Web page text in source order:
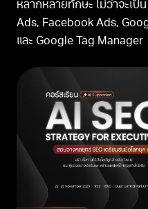
หลากหลายทักษะ ไม่ว่าจะเป็
Ads, Facebook Ads,
และ Google Tag Manager